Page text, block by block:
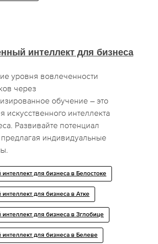
интеллект для бизнеса
уровня вовлеченности
через
обучение – это
искусственного интеллекта
Развивайте потенциал
индивидуальные
для бизнеса в Белостоке
для бизнеса в Атке
интеллект для бизнеса в Зглобице
интеллект для бизнеса в Белеве